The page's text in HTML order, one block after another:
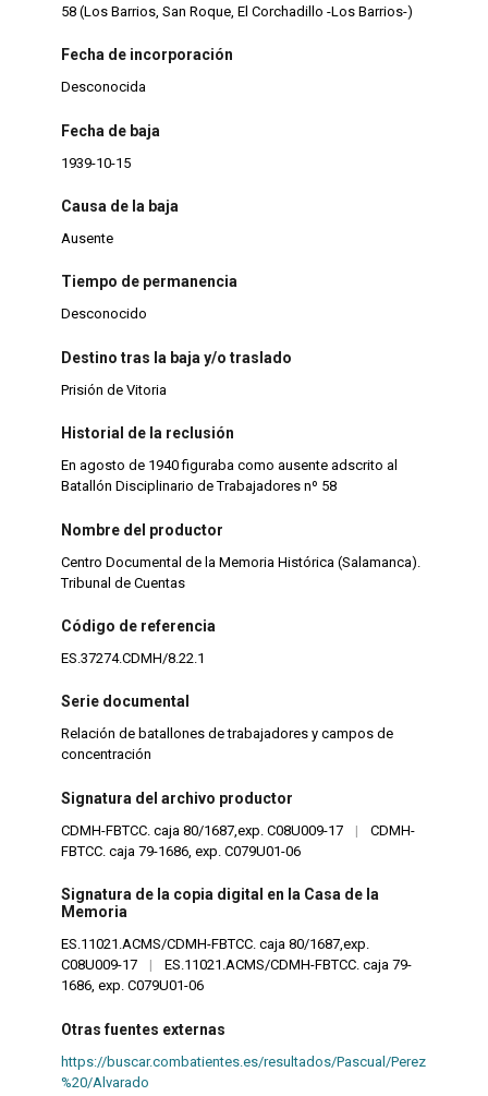
58 (Los Barrios, San Roque, El Corchadillo -Los Barrios-)
Fecha de incorporación
Desconocida
Fecha de baja
1939-10-15
Causa de la baja
Ausente
Tiempo de permanencia
Desconocido
Destino tras la baja y/o traslado
Prisión de Vitoria
Historial de la reclusión
En agosto de 1940 figuraba como ausente adscrito al
Batallón Disciplinario de Trabajadores nº 58
Nombre del productor
Centro Documental de la Memoria Histórica (Salamanca).
Tribunal de Cuentas
Código de referencia
ES.37274.CDMH/8.22.1
Serie documental
Relación de batallones de trabajadores y campos de
concentración
Signatura del archivo productor
CDMH-FBTCC. caja 80/1687,exp. C08U009-17 |
CDMH-
FBTCC. caja 79-1686, exp. C079U01-06
Signatura de la copia digital en la Casa de la
Memoria
ES.11021.ACMS/CDMH-FBTCC. caja 80/1687,exp.
C08U009-17
|
ES.11021.ACMS/CDMH-FBTCC. caja 79-
1686, exp. C079U01-06
Otras fuentes externas
https://buscar.combatientes.es/resultados/Pascual/Perez
%20/Alvarado